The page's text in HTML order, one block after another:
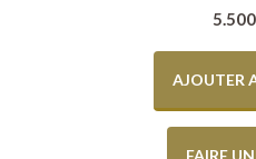
AJOUTER
FAIRE